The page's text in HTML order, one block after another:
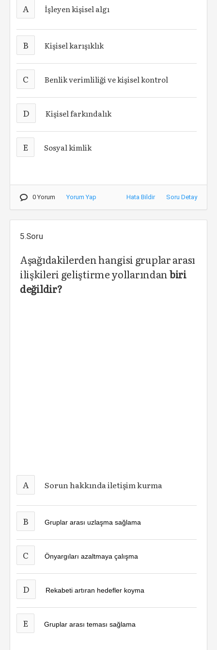
A İşleyen kişisel algı
B Kişisel karışıklık
C Benlik verimliliği ve kişisel kontrol
D Kişisel farkındalık
E Sosyal kimlik
0 Yorum Yorum Yap Hata Bildir Soru Detay
5.Soru
Aşağıdakilerden hangisi gruplar arası
ilişkileri geliştirme yollarındanbiri
değildir?
A Sorun hakkında iletişim kurma
B Gruplar arası uzlaşma sağlama
C Önyargıları azaltmaya çalışma
D Rekabeti artıran hedefler koyma
E Gruplar arası teması sağlama